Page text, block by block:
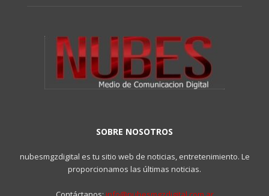
SOBRE NOSOTROS
nubesmgzdigital es tu sitio web de noticias, entretenimiento. Le
proporcionamos las últimas noticias.